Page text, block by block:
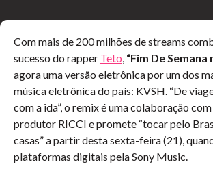
Com mais de 200 milhões de streams
sucesso do rapper Teto, “Fim De Semana
agora uma versão eletrônica por um dos
música eletrônica do país: KVSH. “De
com a ida”, o remix é uma colaboração
produtor RICCI e promete “tocar pelo
casas” a partir desta sexta-feira (21),
plataformas digitais pela Sony Music.